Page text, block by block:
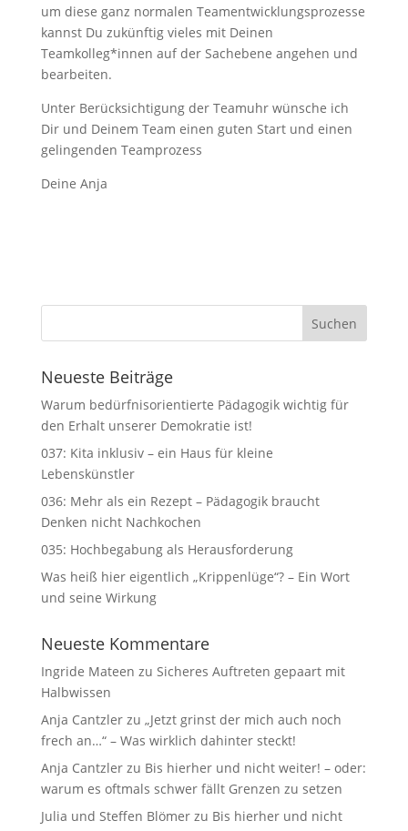
um diese ganz normalen Teamentwicklungsprozesse
kannst Du zukünftig vieles mit Deinen
Teamkolleg*innen auf der Sachebene angehen und
bearbeiten.
Unter Berücksichtigung der Teamuhr wünsche ich
Dir und Deinem Team einen guten Start und einen
gelingenden Teamprozess
Deine Anja
Neueste Beiträge
Warum bedürfnisorientierte Pädagogik wichtig für
den Erhalt unserer Demokratie ist!
037: Kita inklusiv – ein Haus für kleine
Lebenskünstler
036: Mehr als ein Rezept – Pädagogik braucht
Denken nicht Nachkochen
035: Hochbegabung als Herausforderung
Was heiß hier eigentlich „Krippenlüge“? – Ein Wort
und seine Wirkung
Neueste Kommentare
Ingride Mateen zu Sicheres Auftreten gepaart mit
Halbwissen
Anja Cantzlerzu „Jetzt grinst der mich auch noch
frech an…“ – Was wirklich dahinter steckt!
Anja Cantzlerzu Bis hierher und nicht weiter! – oder:
warum es oftmals schwer fällt Grenzen zu setzen
Julia und Steffen Blömerzu Bis hierher und nicht